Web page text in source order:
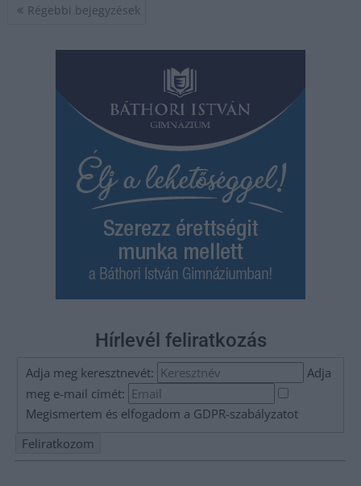
Bejegyzés
Régebbi bejegyzések
Hírlevél feliratkozás
Adja meg keresztnevét:
Adja
meg e-mail címét:
Megismertem és elfogadom a GDPR-szabályzatot